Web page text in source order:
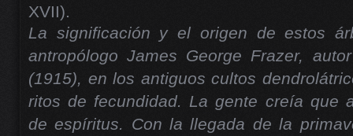
XVII).
La significación y el origen de estos
antropólogo James George Frazer,
(1915), en los antiguos cultos
ritos de fecundidad. La gente creía que
de espíritus. Con la llegada de la